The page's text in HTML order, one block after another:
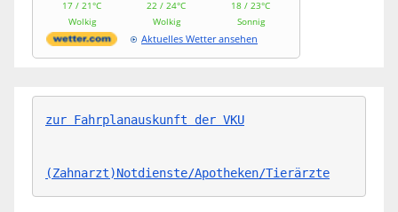
17 / 21°C
Wolkig
22 / 24°C
Wolkig
18 / 23°C
Sonnig
Aktuelles Wetter ansehen
zur Fahrplanauskunft der VKU
(Zahnarzt)Notdienste/Apotheken/Tierärzte